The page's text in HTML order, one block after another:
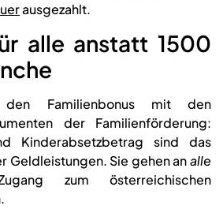
ausgezahlt.
alle anstatt 1500
Familienbonus mit den
der Familienförderung:
Kinderabsetzbetrag sind das
Geldleistungen. Sie gehen analle
zum österreichischen